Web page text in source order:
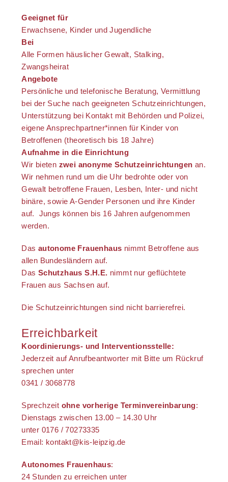
Geeignet für
Erwachsene, Kinder und Jugendliche
Bei
Alle Formen häuslicher Gewalt, Stalking,
Zwangsheirat
Angebote
Persönliche und telefonische Beratung, Vermittlung
bei der Suche nach geeigneten Schutzeinrichtungen,
Unterstützung bei Kontakt mit Behörden und Polizei,
eigene Ansprechpartner*innen für Kinder von
Betroffenen (theoretisch bis 18 Jahre)
Aufnahme in die Einrichtung
Wir bieten zwei anonyme Schutzeinrichtungen an.
Wir nehmen rund um die Uhr bedrohte oder von
Gewalt betroffene Frauen, Lesben, Inter- und nicht
binäre, sowie A-Gender Personen und ihre Kinder
auf. Jungs können bis 16 Jahren aufgenommen
werden.
Das autonome Frauenhaus nimmt Betroffene aus
allen Bundesländern auf.
Das Schutzhaus S.H.E. nimmt nur geflüchtete
Frauen aus Sachsen auf.
Die Schutzeinrichtungen sind nicht barrierefrei.
Erreichbarkeit
Koordinierungs- und Interventionsstelle:
Jederzeit auf Anrufbeantworter mit Bitte um Rückruf
sprechen unter
0341 / 3068778
Sprechzeit ohne vorherige Terminvereinbarung:
Dienstags zwischen 13.00 – 14.30 Uhr
unter 0176 / 70273335
Email: kontakt@kis-leipzig.de
Autonomes Frauenhaus:
24 Stunden zu erreichen unter